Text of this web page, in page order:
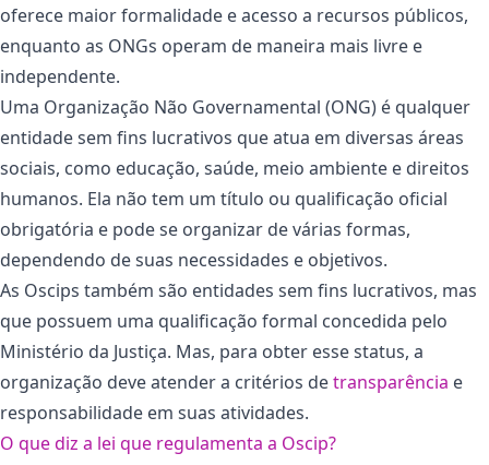
oferece maior formalidade e acesso a recursos públicos,
enquanto as ONGs operam de maneira mais livre e
independente.
Uma Organização Não Governamental (ONG) é qualquer
entidade sem fins lucrativos que atua em diversas áreas
sociais, como educação, saúde, meio ambiente e direitos
humanos. Ela não tem um título ou qualificação oficial
obrigatória e pode se organizar de várias formas,
dependendo de suas necessidades e objetivos.
As Oscips também são entidades sem fins lucrativos, mas
que possuem uma qualificação formal concedida pelo
Ministério da Justiça. Mas, para obter esse status, a
organização deve atender a critérios detransparência e
responsabilidade em suas atividades.
O que diz a lei que regulamenta a Oscip?